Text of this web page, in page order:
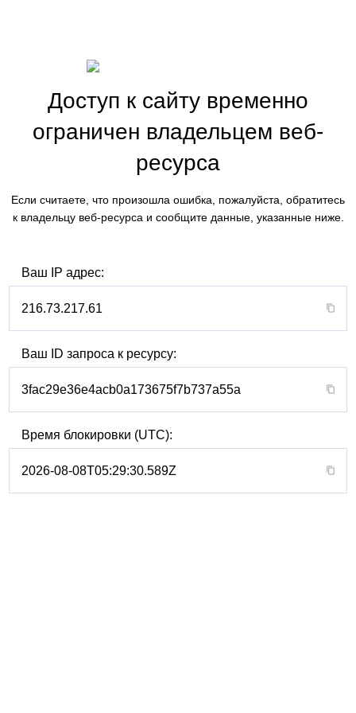
Доступ к сайту временно
ограничен владельцем веб-
ресурса
Если считаете, что произошла ошибка, пожалуйста, обратитесь
к владельцу веб-ресурса и сообщите данные, указанные ниже.
Ваш IP адрес:
216.73.217.61
Ваш ID запроса к ресурсу:
3fac29e36e4acb0a173675f7b737a55a
Время блокировки (UTC):
2026-08-08T05:29:30.589Z